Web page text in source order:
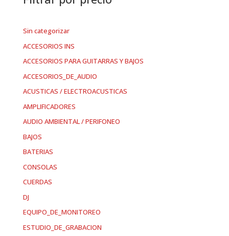
Sin categorizar
ACCESORIOS INS
ACCESORIOS PARA GUITARRAS Y BAJOS
ACCESORIOS_DE_AUDIO
ACUSTICAS / ELECTROACUSTICAS
AMPLIFICADORES
AUDIO AMBIENTAL / PERIFONEO
BAJOS
BATERIAS
CONSOLAS
CUERDAS
DJ
EQUIPO_DE_MONITOREO
ESTUDIO_DE_GRABACION